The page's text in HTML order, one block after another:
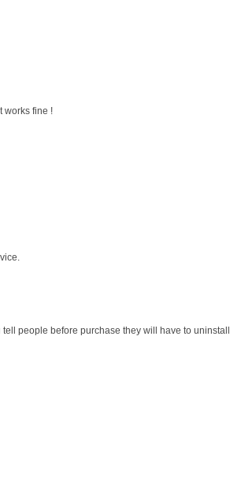
works fine !
people before purchase they will have to